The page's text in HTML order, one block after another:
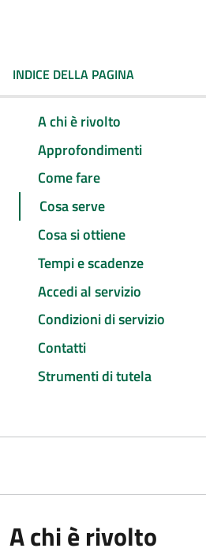
INDICE DELLA PAGINA
A chi è rivolto
Approfondimenti
Come fare
Cosa serve
Cosa si ottiene
Tempi e scadenze
Accedi al servizio
Condizioni di servizio
Contatti
Strumenti di tutela
A chi è rivolto